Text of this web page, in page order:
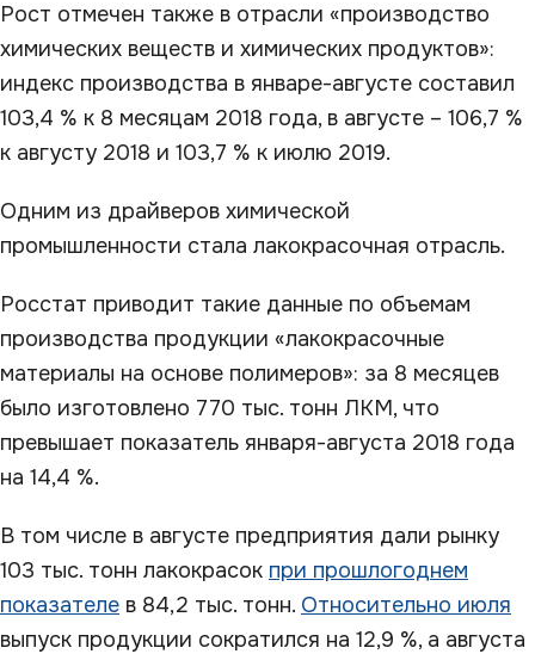
Рост отмечен также в отрасли «производство
химических веществ и химических продуктов»:
индекс производства в январе-августе составил
103,4 % к 8 месяцам 2018 года, в августе – 106,7 %
к августу 2018 и 103,7 % к июлю 2019.
Одним из драйверов химической
промышленности стала лакокрасочная отрасль.
Росстат приводит такие данные по объемам
производства продукции «лакокрасочные
материалы на основе полимеров»: за 8 месяцев
было изготовлено 770 тыс. тонн ЛКМ, что
превышает показатель января-августа 2018 года
на 14,4 %.
В том числе в августе предприятия дали рынку
103 тыс. тонн лакокрасок при прошлогоднем
показателе в 84,2 тыс. тонн. Относительно июля
выпуск продукции сократился на 12,9 %, а августа